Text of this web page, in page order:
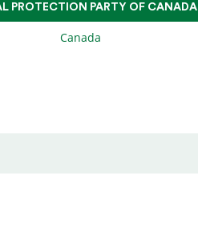
PROTECTION PARTY OF CANADA
Canada